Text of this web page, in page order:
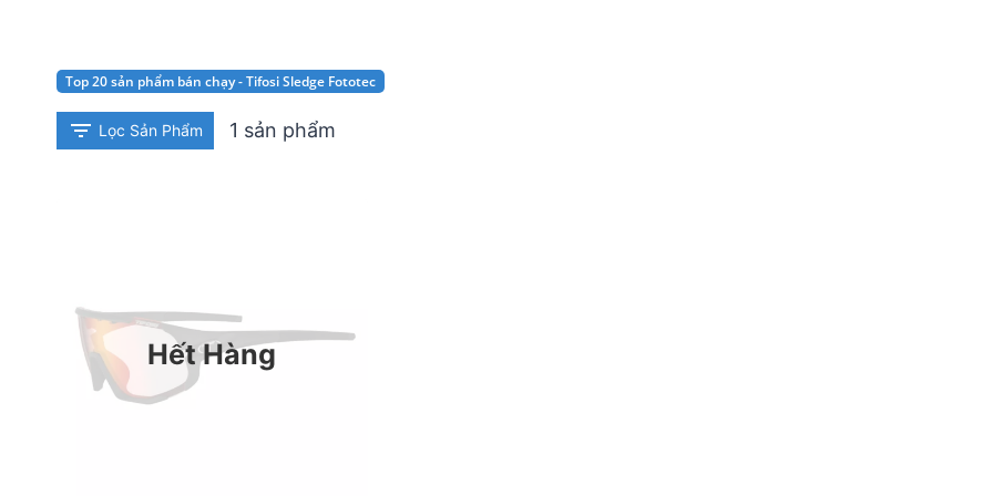
Top 20 sản phẩm bán chạy - Tifosi Sledge Fototec
Lọc Sản Phẩm 1 sản phẩm
Hết Hàng